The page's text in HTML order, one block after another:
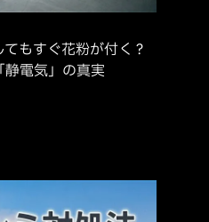
てもすぐ花粉が付く？
電気」の真実